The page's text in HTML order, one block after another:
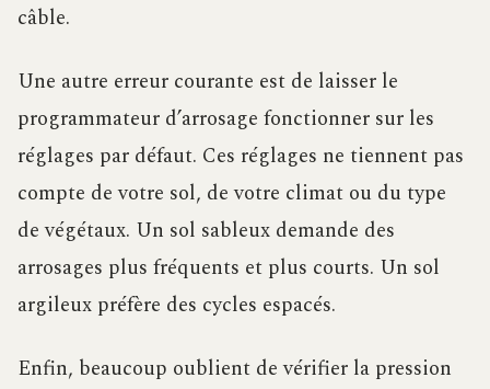
câble.
Une autre erreur courante est de laisser le
programmateur d’arrosage fonctionner sur les
réglages par défaut. Ces réglages ne tiennent pas
compte de votre sol, de votre climat ou du type
de végétaux. Un sol sableux demande des
arrosages plus fréquents et plus courts. Un sol
argileux préfère des cycles espacés.
Enfin, beaucoup oublient de vérifier la pression